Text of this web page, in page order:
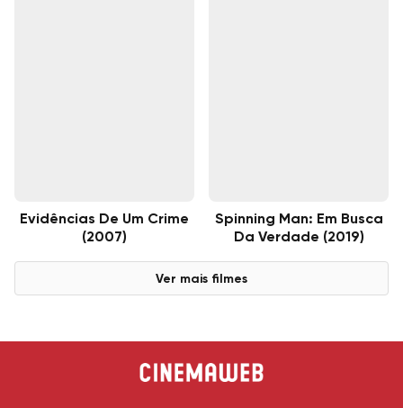
Evidências De Um Crime
(2007)
Spinning Man: Em Busca
Da Verdade (2019)
Ver mais filmes